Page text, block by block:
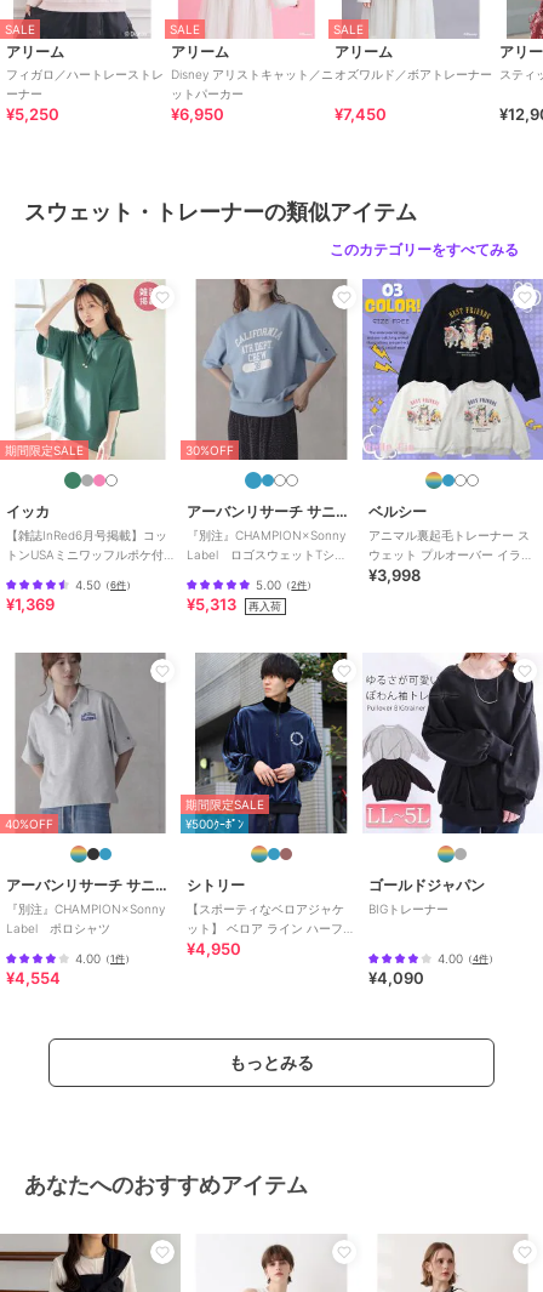
分 ﾎ゜ﾘｴｽﾃﾙ 75% 綿 24% ﾎ゜ﾘｳﾚﾀﾝ
1%
商品のお取り扱い方法
中国
SALE
アリーム
フィガロ／ハートレーストレ
ーナー
¥5,250
SALE
アリーム
Disney アリストキャット／ニ
ットパーカー
¥6,950
SALE
アリーム
オズワルド／ボアトレーナー
¥7,450
アリ
スティ
スウェット・トレーナーの類似アイテム
このカテゴリーをすべてみる
期間限定SALE
イッカ
【雑誌InRed6月号掲載】コッ
トンUSAミニワッフルポケ付
4.50 （6件）
¥1,369
30%OFF
アーバンリサーチ サニーレーベル
『別注』CHAMPION×Sonny
Label ロゴスウェットTシャ
5.00 （2件）
¥5,313 再入荷
ベルシー
アニマル裏起毛トレーナー ス
ウェット プルオーバー イラス
ト オーバーサイズ レトロ レデ
¥3,998
40%OFF
アーバンリサーチ サニーレーベル
『別注』CHAMPION×Sonny
Label ポロシャツ
4.00 （1件）
¥4,554
期間限定SALE
¥500ｸｰﾎﾟﾝ
シトリー
【スポーティなベロアジャケ
ット】 ベロア ライン ハーフジ
ップ ワンポイント トレーナー
¥4,950
ゴールドジャパン
BIGトレーナー
4.00（4件）
¥4,090
もっとみる
あなたへのおすすめアイテム